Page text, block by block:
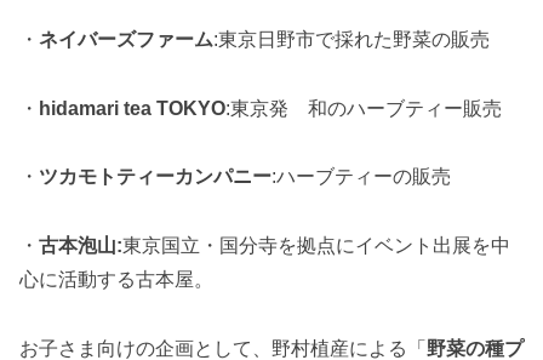
・ ネイバーズファーム:東京日野市で採れた野菜の販売
・ hidamari tea TOKYO:東京発 和のハーブティー販売
・ ツカモトティーカンパニー:ハーブティーの販売
・ 古本泡山:東京国立・国分寺を拠点にイベント出展を中
心に活動する古本屋。
お子さま向けの企画として、野村植産による「 野菜の種プ